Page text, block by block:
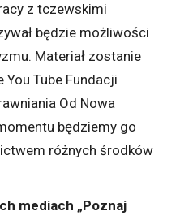
z tczewskimi
będzie możliwości
Materiał zostanie
You Tube Fundacji
Od Nowa
będziemy go
różnych środków
mediach „Poznaj